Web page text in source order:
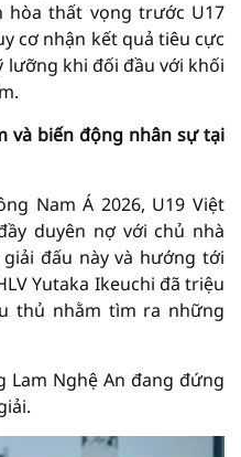
hòa thất vọng trước U17
cơ nhận kết quả tiêu cực
lưỡng khi đối đầu với khối
và biến động nhân sự tại
Nam Á 2026, U19 Việt
duyên nợ với chủ nhà
đấu này và hướng tới
Yutaka Ikeuchi đã triệu
thủ nhằm tìm ra những
Lam Nghệ An đang đứng